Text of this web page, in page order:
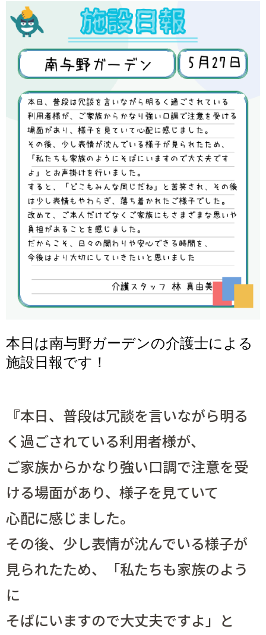
本日は南与野ガーデンの介護士による
施設日報です！
『本日、普段は冗談を言いながら明る
く過ごされている利用者様が、
ご家族からかなり強い口調で注意を受
ける場面があり、様子を見ていて
心配に感じました。
その後、少し表情が沈んでいる様子が
見られたため、「私たちも家族のよう
に
そばにいますので大丈夫ですよ」と